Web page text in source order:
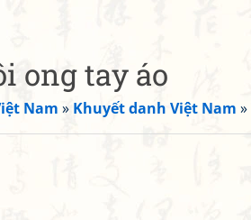
ong tay áo
Nam » Khuyết danh Việt Nam »